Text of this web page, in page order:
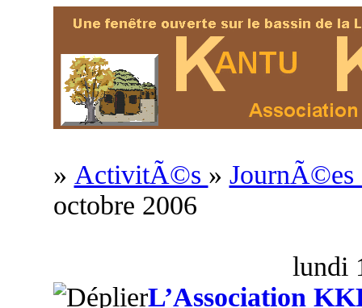
» ActivitÃ©s » JournÃ©es
octobre 2006
lundi
L’Association